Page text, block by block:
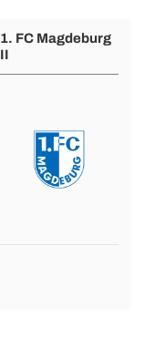
1. FC Magdeburg
II